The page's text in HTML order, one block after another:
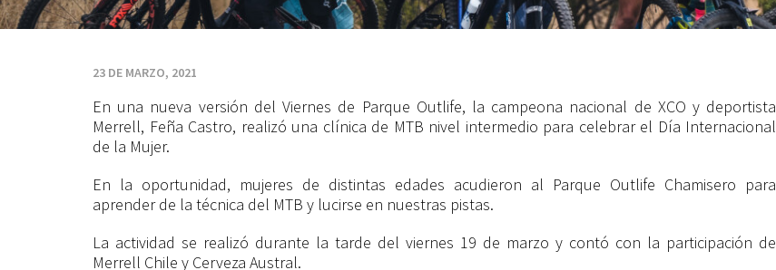
enseña
mujeres
sobre
23 DE MARZO, 2021
En una nueva versión del Viernes de Parque Outlife, la campeona nacional de XCO y deportista
Merrell, Feña Castro, realizó una clínica de MTB nivel intermedio para celebrar el Día Internacional
de la Mujer.
En la oportunidad, mujeres de distintas edades acudieron al Parque Outlife Chamisero para
aprender de la técnica del MTB y lucirse en nuestras pistas.
La actividad se realizó durante la tarde del viernes 19 de marzo y contó con la participación de
Merrell Chile y Cerveza Austral.